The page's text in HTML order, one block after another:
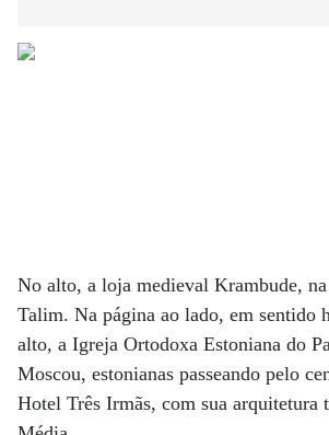
No alto, a loja medieval Krambude,
Talim. Na página ao lado, em sentido
alto, a Igreja Ortodoxa Estoniana do
Moscou, estonianas passeando pelo
Hotel Três Irmãs, com sua arquitetura